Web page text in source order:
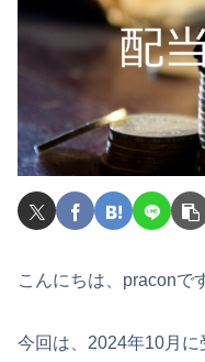
こんにちは、praconで
今回は、2024年10月